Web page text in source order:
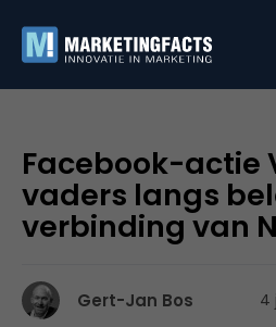
Facebook-actie
vaders langs
verbinding van
Gert-Jan Bos 4